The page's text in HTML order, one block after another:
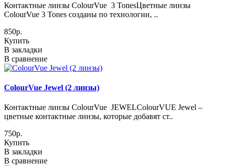
Контактные линзы ColourVue 3 TonesЦветные линзы
ColourVue 3 Tones созданы по технологии, ..
850р.
Купить
В закладки
В сравнение
ColourVue Jewel (2 линзы)
Контактные линзы ColourVue JEWELColourVUE Jewel –
цветные контактные линзы, которые добавят ст..
750р.
Купить
В закладки
В сравнение